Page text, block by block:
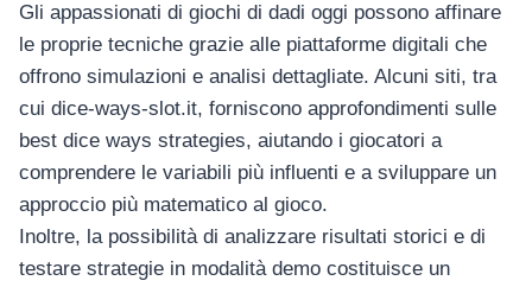
Gli appassionati di giochi di dadi oggi possono affinare
le proprie tecniche grazie alle piattaforme digitali che
offrono simulazioni e analisi dettagliate. Alcuni siti, tra
cui dice-ways-slot.it, forniscono approfondimenti sulle
best dice ways strategies, aiutando i giocatori a
comprendere le variabili più influenti e a sviluppare un
approccio più matematico al gioco.
Inoltre, la possibilità di analizzare risultati storici e di
testare strategie in modalità demo costituisce un